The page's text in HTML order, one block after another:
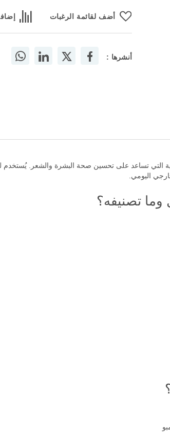
أضف لقائمة الرغبات
أنشرها :
غني بالعناصر المغذية التي تساعد على تحسين صحة البشرة والشعر.
اليومي.
وما تصنيفه؟